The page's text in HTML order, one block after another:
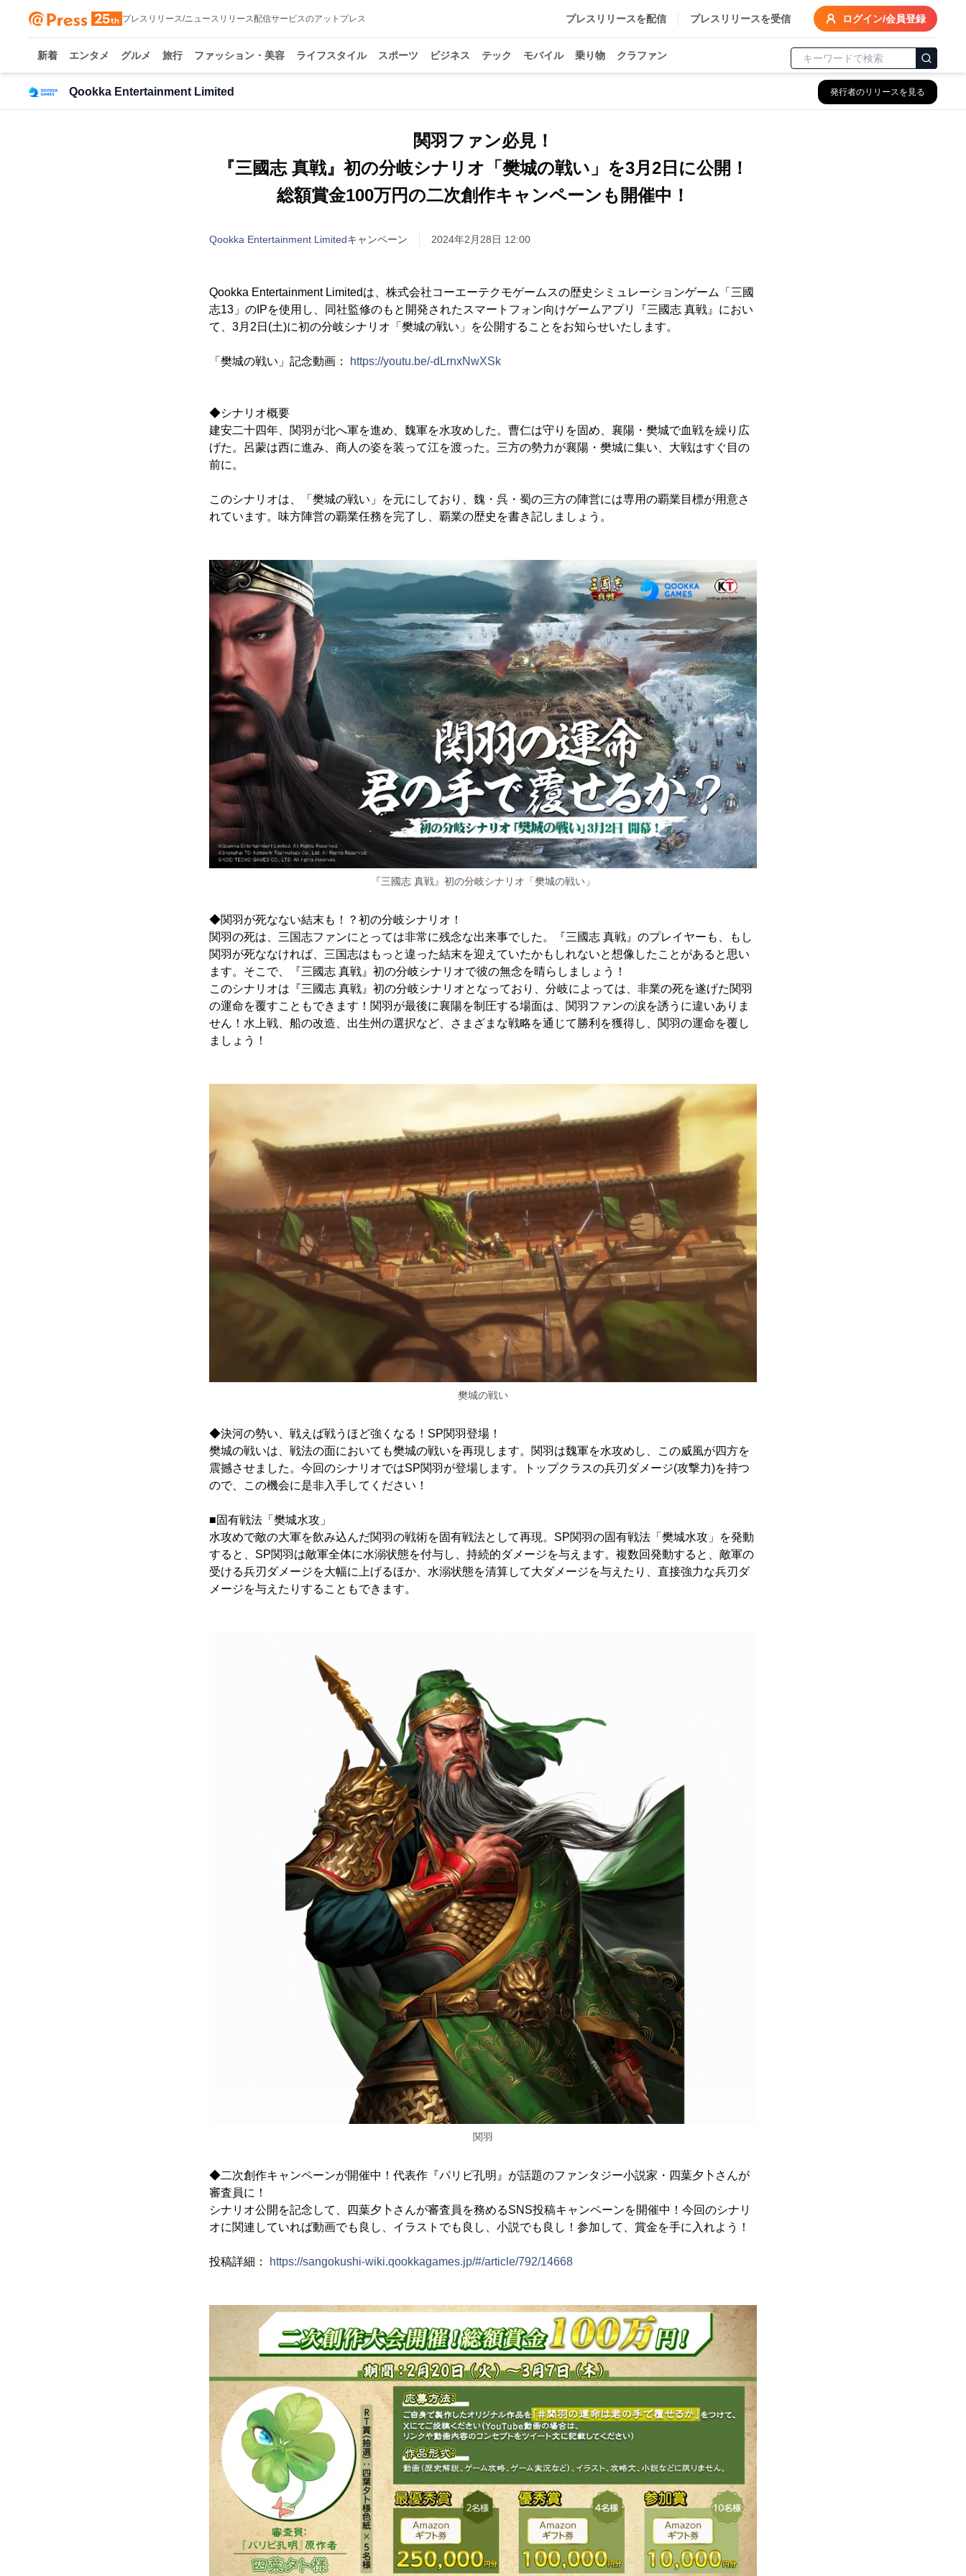
プレスリリース/ニュースリリース配信サービスのアットプレス プレスリリースを配信 プレスリリースを受信 ログイン/会員登録
新着 エンタメ グルメ 旅行 ファッション・美容 ライフスタイル スポーツ ビジネス テック モバイル 乗り物 クラファン
Qookka Entertainment Limited 発行者のリリースを見る
関羽ファン必見！
『三國志 真戦』初の分岐シナリオ「樊城の戦い」を3月2日に公開！
総額賞金100万円の二次創作キャンペーンも開催中！
Qookka Entertainment Limitedキャンペーン 2024年2月28日 12:00
Qookka Entertainment Limitedは、株式会社コーエーテクモゲームスの歴史シミュレーションゲーム「三國
志13」のIPを使用し、同社監修のもと開発されたスマートフォン向けゲームアプリ『三國志 真戦』におい
て、3月2日(土)に初の分岐シナリオ「樊城の戦い」を公開することをお知らせいたします。
「樊城の戦い」記念動画： https://youtu.be/-dLrnxNwXSk
◆シナリオ概要
建安二十四年、関羽が北へ軍を進め、魏軍を水攻めした。曹仁は守りを固め、襄陽・樊城で血戦を繰り広
げた。呂蒙は西に進み、商人の姿を装って江を渡った。三方の勢力が襄陽・樊城に集い、大戦はすぐ目の
前に。
このシナリオは、「樊城の戦い」を元にしており、魏・呉・蜀の三方の陣営には専用の覇業目標が用意さ
れています。味方陣営の覇業任務を完了し、覇業の歴史を書き記しましょう。
『三國志 真戦』初の分岐シナリオ「樊城の戦い」
◆関羽が死なない結末も！？初の分岐シナリオ！
関羽の死は、三国志ファンにとっては非常に残念な出来事でした。『三國志 真戦』のプレイヤーも、もし
関羽が死ななければ、三国志はもっと違った結末を迎えていたかもしれないと想像したことがあると思い
ます。そこで、『三國志 真戦』初の分岐シナリオで彼の無念を晴らしましょう！
このシナリオは『三國志 真戦』初の分岐シナリオとなっており、分岐によっては、非業の死を遂げた関羽
の運命を覆すこともできます！関羽が最後に襄陽を制圧する場面は、関羽ファンの涙を誘うに違いありま
せん！水上戦、船の改造、出生州の選択など、さまざまな戦略を通じて勝利を獲得し、関羽の運命を覆し
ましょう！
樊城の戦い
◆決河の勢い、戦えば戦うほど強くなる！SP関羽登場！
樊城の戦いは、戦法の面においても樊城の戦いを再現します。関羽は魏軍を水攻めし、この威風が四方を
震撼させました。今回のシナリオではSP関羽が登場します。トップクラスの兵刃ダメージ(攻撃力)を持つ
ので、この機会に是非入手してください！
■固有戦法「樊城水攻」
水攻めで敵の大軍を飲み込んだ関羽の戦術を固有戦法として再現。SP関羽の固有戦法「樊城水攻」を発動
すると、SP関羽は敵軍全体に水溺状態を付与し、持続的ダメージを与えます。複数回発動すると、敵軍の
受ける兵刃ダメージを大幅に上げるほか、水溺状態を清算して大ダメージを与えたり、直接強力な兵刃ダ
メージを与えたりすることもできます。
関羽
◆二次創作キャンペーンが開催中！代表作『パリピ孔明』が話題のファンタジー小説家・四葉夕卜さんが
審査員に！
シナリオ公開を記念して、四葉夕卜さんが審査員を務めるSNS投稿キャンペーンを開催中！今回のシナリ
オに関連していれば動画でも良し、イラストでも良し、小説でも良し！参加して、賞金を手に入れよう！
投稿詳細： https://sangokushi-wiki.qookkagames.jp/#/article/792/14668